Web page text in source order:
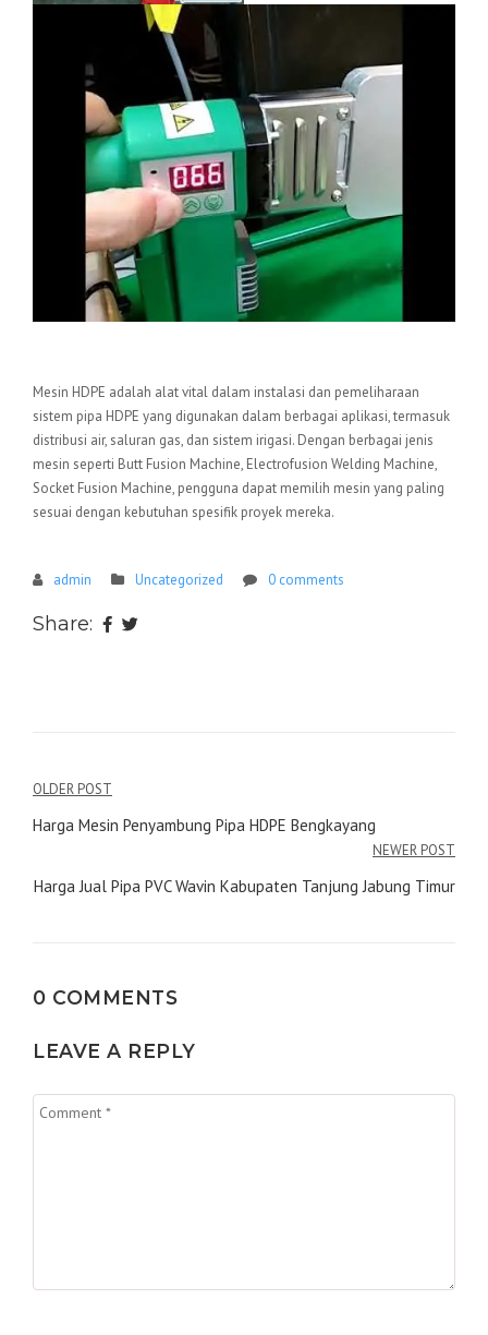
Mesin HDPE adalah alat vital dalam instalasi dan pemeliharaan
sistem pipa HDPE yang digunakan dalam berbagai aplikasi, termasuk
distribusi air, saluran gas, dan sistem irigasi. Dengan berbagai jenis
mesin seperti Butt Fusion Machine, Electrofusion Welding Machine,
Socket Fusion Machine, pengguna dapat memilih mesin yang paling
sesuai dengan kebutuhan spesifik proyek mereka.
admin Uncategorized 0 comments
Share:
Navigasi
pos
OLDER POST
Harga Mesin Penyambung Pipa HDPE Bengkayang
NEWER POST
Harga Jual Pipa PVC Wavin Kabupaten Tanjung Jabung Timur
0 COMMENTS
LEAVE A REPLY